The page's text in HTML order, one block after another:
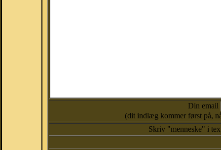
Din email
(dit indlæg kommer først på,
Skriv "menneske" i